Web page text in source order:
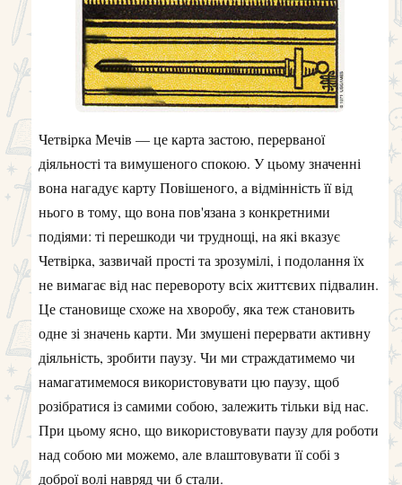
Четвірка Мечів — це карта застою, перерваної
діяльності та вимушеного спокою. У цьому значенні
вона нагадує карту Повішеного, а відмінність її від
нього в тому, що вона пов'язана з конкретними
подіями: ті перешкоди чи труднощі, на які вказує
Четвірка, зазвичай прості та зрозумілі, і подолання їх
не вимагає від нас перевороту всіх життєвих підвалин.
Це становище схоже на хворобу, яка теж становить
одне зі значень карти. Ми змушені перервати активну
діяльність, зробити паузу. Чи ми страждатимемо чи
намагатимемося використовувати цю паузу, щоб
розібратися із самими собою, залежить тільки від нас.
При цьому ясно, що використовувати паузу для роботи
над собою ми можемо, але влаштовувати її собі з
доброї волі навряд чи б стали.